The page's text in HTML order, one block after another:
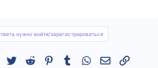
нужно войти/зарегистрироваться
Facebook
TwitterReddit Pinterest
Tumblr WhatsAppСсылка